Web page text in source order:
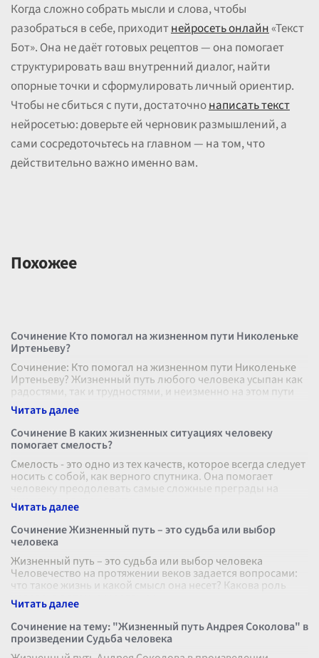
Когда сложно собрать мысли и слова, чтобы
разобраться в себе, приходитнейросеть онлайн«Текст
Бот». Она не даёт готовых рецептов — она помогает
структурировать ваш внутренний диалог, найти
опорные точки и сформулировать личный ориентир.
Чтобы не сбиться с пути, достаточнонаписать текст
нейросетью: доверьте ей черновик размышлений, а
сами сосредоточьтесь на главном — на том, что
действительно важно именно вам.
Похожее
Сочинение Кто помогал на жизненном пути Николеньке
Иртеньеву?
Сочинение: Кто помогал на жизненном пути Николеньке
Иртеньеву? Жизненный путь любого человека усыпан как
радостями, так и трудностями, и неизменно на этом пути
встречаются люди, к
Сочинение В каких жизненных ситуациях человеку
помогает смелость?
Смелость - это одно из тех качеств, которое всегда следует
носить с собой, как верного спутника. Она помогает
человеку преодолевать самые сложные преграды на
жизненном пути и дости
Сочинение Жизненный путь – это судьба или выбор
человека
Жизненный путь – это судьба или выбор человека
Человечество на протяжении веков задается вопросами:
что такое жизнь и какой смысл она несет? Какова роль
человека в этом мироздании
Сочинение на тему: "Жизненный путь Андрея Соколова" в
произведении Судьба человека